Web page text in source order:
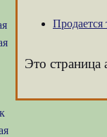
Продается
Это страница